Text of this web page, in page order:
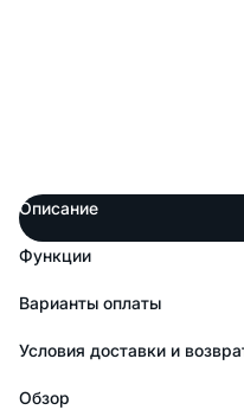
Описание
Функции
Варианты оплаты
Условия доставки и
Обзор